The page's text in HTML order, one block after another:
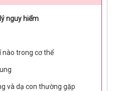
nguy hiểm
nào trong cơ thể
và dạ con thường gặp